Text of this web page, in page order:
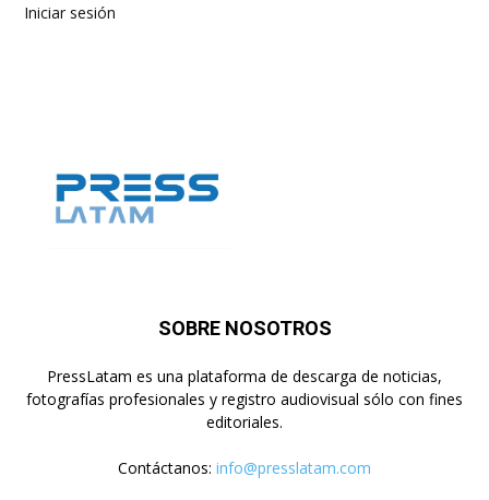
Iniciar sesión
SOBRE NOSOTROS
PressLatam es una plataforma de descarga de noticias,
fotografías profesionales y registro audiovisual sólo con fines
editoriales.
Contáctanos: info@presslatam.com